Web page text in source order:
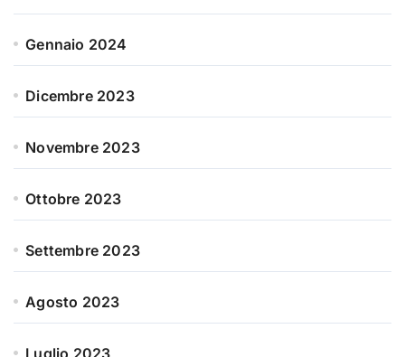
Gennaio 2024
Dicembre 2023
Novembre 2023
Ottobre 2023
Settembre 2023
Agosto 2023